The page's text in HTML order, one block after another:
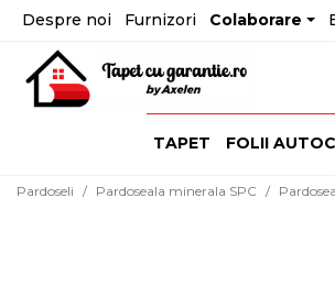
Despre noi Furnizori Colaborare
TAPET FOLII
Pardoseli Pardoseala minerala SPC